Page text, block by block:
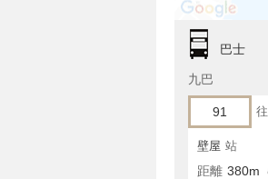
巴士
九巴
91 往
壁屋 站
距離 380m